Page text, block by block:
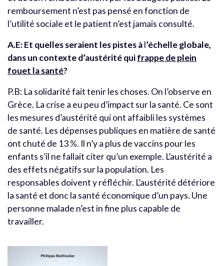
remboursement n’est pas pensé en fonction de
l’utilité sociale et le patient n’est jamais consulté.
A.E: Et quelles seraient les pistes àl’échelle globale,
dans un contexte d’austérité quifrappe de plein
fouet la santé?
P.B: La solidarité fait tenir les choses. On l’observe en
Grèce. La crise a eu peu d’impact sur la santé. Ce sont
les mesures d’austérité qui ont affaibli les systèmes
de santé. Les dépenses publiques en matière de santé
ont chuté de 13 %. Il n’y a plus de vaccins pour les
enfants s’il ne fallait citer qu’un exemple. L’austérité a
des effets négatifs sur la population. Les
responsables doivent y réfléchir. L’austérité détériore
la santé et donc la santé économique d’un pays. Une
personne malade n’est in fine plus capable de
travailler.